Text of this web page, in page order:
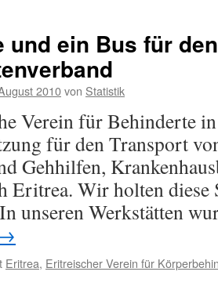
und ein Bus für
2010von Statistik
Verein für Behinderte
für den Transport
Gehhilfen,
Eritrea. Wir holten diese
unseren Werkstätten
Eritrea, Eritreischer Verein für